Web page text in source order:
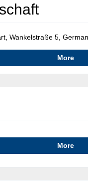
Wankelstraße 5,
More
More